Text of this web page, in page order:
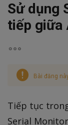
Sử dụng
tiếp giữa
Bài đăng
Tiếp tục
Serial